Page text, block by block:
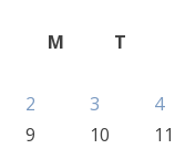
M
T
2
3 4
9
10 11